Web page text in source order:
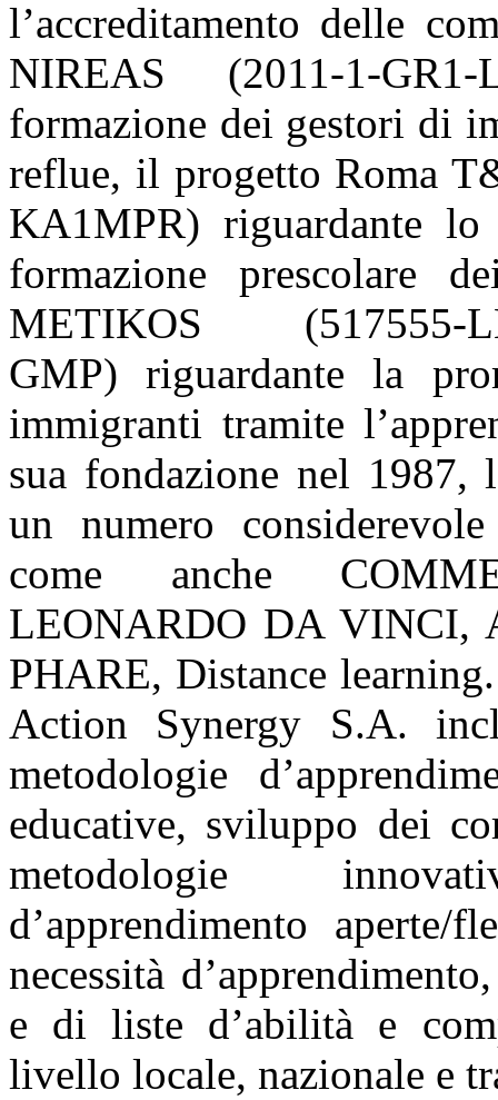
l’accreditamento delle
NIREAS (2011-1-
formazione dei gestori di
reflue, il progetto Roma
KA1MPR) riguardante
formazione prescolare
METIKOS (517555-
GMP) riguardante la
immigranti tramite
sua fondazione nel 1987,
un numero
come anche
LEONARDO DA VINCI,
PHARE, Distance
Action Synergy S.A.
metodologie
educative, sviluppo dei
metodologie
d’apprendimento
necessità
e di liste d’abilità e
livello locale, nazionale e